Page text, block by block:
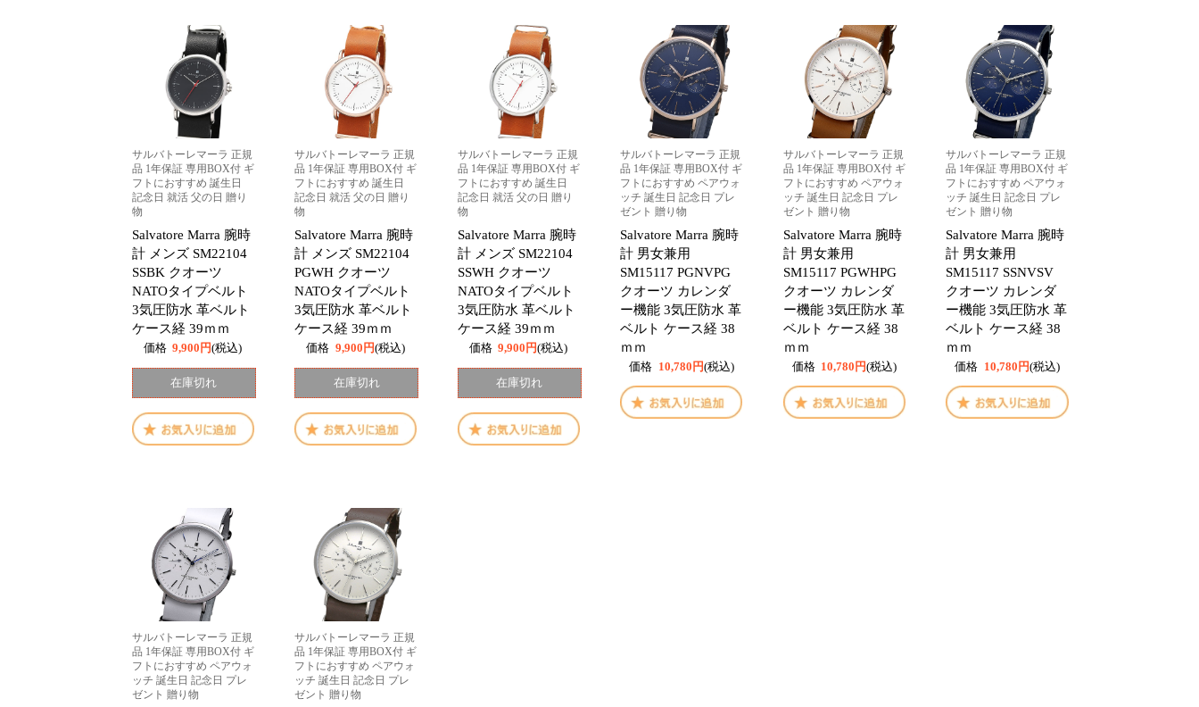
サルバトーレマーラ 正規
品 1年保証 専用BOX付 ギ
フトにおすすめ 誕生日
記念日 就活 父の日 贈り
物
Salvatore Marra 腕時
計 メンズ SM22104
SSBK クオーツ
NATOタイプベルト
3気圧防水 革ベルト
ケース経 39ｍｍ
価格 9,900円(税込)
在庫切れ
サルバトーレマーラ 正規
品 1年保証 専用BOX付 ギ
フトにおすすめ 誕生日
記念日 就活 父の日 贈り
物
Salvatore Marra 腕時
計 メンズ SM22104
PGWH クオーツ
NATOタイプベルト
3気圧防水 革ベルト
ケース経 39ｍｍ
価格 9,900円(税込)
在庫切れ
サルバトーレマーラ 正規
品 1年保証 専用BOX付 ギ
フトにおすすめ 誕生日
記念日 就活 父の日 贈り
物
Salvatore Marra 腕時
計 メンズ SM22104
SSWH クオーツ
NATOタイプベルト
3気圧防水 革ベルト
ケース経 39ｍｍ
価格 9,900円(税込)
在庫切れ
サルバトーレマーラ 正規
品 1年保証 専用BOX付 ギ
フトにおすすめ ペアウォ
ッチ 誕生日 記念日 プレ
ゼント 贈り物
Salvatore Marra 腕時
計 男女兼用
SM15117 PGNVPG
クオーツ カレンダ
ー機能 3気圧防水 革
ベルト ケース経 38
ｍｍ
価格 10,780円(税込)
サルバトーレマーラ 正規
品 1年保証 専用BOX付 ギ
フトにおすすめ ペアウォ
ッチ 誕生日 記念日 プレ
ゼント 贈り物
Salvatore Marra 腕時
計 男女兼用
SM15117 PGWHPG
クオーツ カレンダ
ー機能 3気圧防水 革
ベルト ケース経 38
ｍｍ
価格 10,780円(税込)
サルバトーレマーラ 正規
品 1年保証 専用BOX付 ギ
フトにおすすめ ペアウォ
ッチ 誕生日 記念日 プレ
ゼント 贈り物
Salvatore Marra 腕時
計 男女兼用
SM15117 SSNVSV
クオーツ カレンダ
ー機能 3気圧防水 革
ベルト ケース経 38
ｍｍ
価格 10,780円(税込)
サルバトーレマーラ 正規
品 1年保証 専用BOX付 ギ
フトにおすすめ ペアウォ
ッチ 誕生日 記念日 プレ
ゼント 贈り物
サルバトーレマーラ 正規
品 1年保証 専用BOX付 ギ
フトにおすすめ ペアウォ
ッチ 誕生日 記念日 プレ
ゼント 贈り物